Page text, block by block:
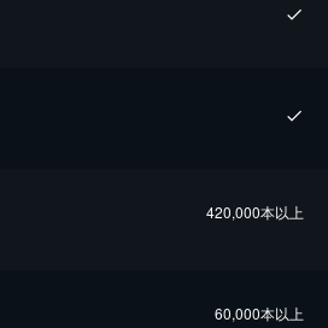
420,000本以上
60,000本以上